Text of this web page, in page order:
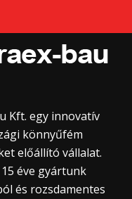
Kft. egy innovatív
könnyűfém
előállító vállalat.
éve gyártunk
és rozsdamentes